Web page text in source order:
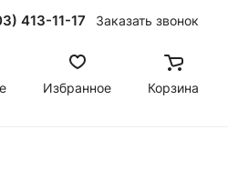
413-11-17 Заказать звонок
Избранное Корзина